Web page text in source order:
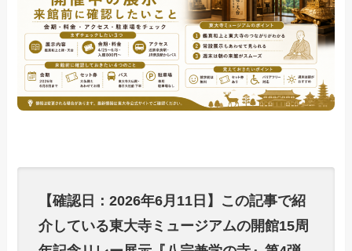
【確認日：2026年6月11日】この記事で紹
介している東大寺ミュージアムの開館15周